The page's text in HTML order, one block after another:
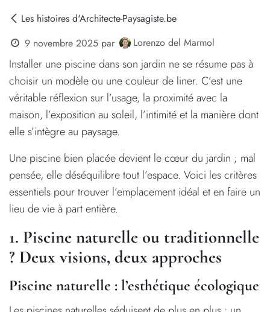
Les histoires d'Architecte-Paysagiste.be
9 novembre 2025 par Lorenzo del Marmol
Installer une piscine dans son jardin ne se résume pas à
choisir un modèle ou une couleur de liner. C’est une
véritable réflexion sur l’usage, la proximité avec la
maison, l’exposition au soleil, l’intimité et la manière dont
elle s’intègre au paysage.
Une piscine bien placée devient le cœur du jardin ; mal
pensée, elle déséquilibre tout l’espace. Voici les critères
essentiels pour trouver l’emplacement idéal et en faire un
lieu de vie à part entière.
1. Piscine naturelle ou traditionnelle
? Deux visions, deux approches
Piscine naturelle : l’esthétique écologique